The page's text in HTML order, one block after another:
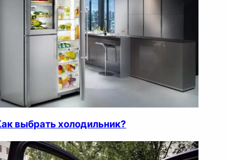
выбрать холодильник?